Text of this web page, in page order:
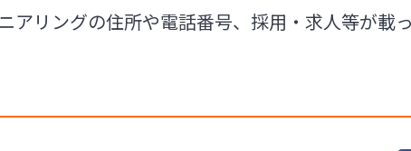
アリングの住所や電話番号、採用・求人等が載